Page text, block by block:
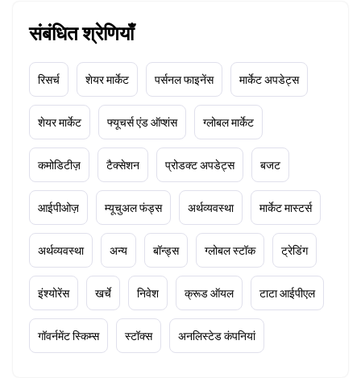
संबंधित श्रेणियाँ
रिसर्च शेयर मार्केट पर्सनल फाइनेंस मार्केट अपडेट्स
शेयर मार्केट फ्यूचर्स एंड ऑप्शंस ग्लोबल मार्केट
कमोडिटीज़ टैक्सेशन प्रोडक्ट अपडेट्स बजट
आईपीओज़ म्यूचुअल फंड्स अर्थव्यवस्था मार्केट मास्टर्स
अर्थव्यवस्था अन्य बॉन्ड्स ग्लोबल स्टॉक ट्रेडिंग
इंश्योरेंस खर्चे निवेश क्रूड ऑयल टाटा आईपीएल
गॉवर्नमेंट स्किम्स स्टॉक्स अनलिस्टेड कंपनियां